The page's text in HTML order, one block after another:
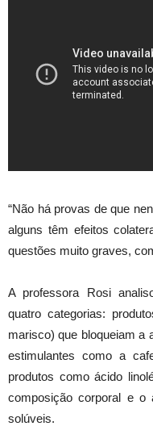
“Não há provas de que
alguns têm efeitos
questões muito graves,
A professora Rosi
quatro categorias:
marisco) que bloqueiam a
estimulantes como a
produtos como ácido
composição corporal e o
solúveis.